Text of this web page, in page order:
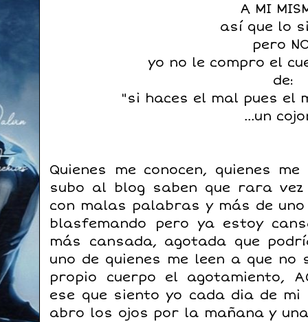
A MI
así que lo
pero
yo no le compro el
de:
"si haces el mal pues el
...un
Quienes me conocen, quienes
subo al blog saben que rara
con malas palabras y más de
blasfemando pero ya estoy
más cansada, agotada que
uno de quienes me leen a que
propio cuerpo el agotamiento,
ese que siento yo cada dia de mi
abro los ojos por la mañana y